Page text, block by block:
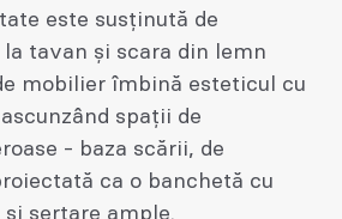
este susținută de
tavan și scara din lemn
mobilier îmbină esteticul cu
spații de
- baza scării, de
ca o banchetă cu
și sertare ample.